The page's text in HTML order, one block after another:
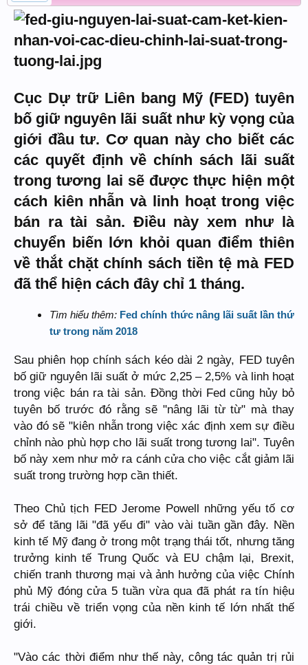
Cục Dự trữ Liên bang Mỹ (FED) tuyên
bố giữ nguyên lãi suất như kỳ vọng của
giới đầu tư. Cơ quan này cho biết các
các quyết định về chính sách lãi suất
trong tương lai sẽ được thực hiện một
cách kiên nhẫn và linh hoạt trong việc
bán ra tài sản. Điều này xem như là
chuyển biến lớn khỏi quan điểm thiên
về thắt chặt chính sách tiền tệ mà FED
đã thể hiện cách đây chỉ 1 tháng.
Tìm hiểu thêm: Fed chính thức nâng lãi suất lần thứ
tư trong năm 2018
Sau phiên họp chính sách kéo dài 2 ngày, FED tuyên
bố giữ nguyên lãi suất ở mức 2,25 – 2,5% và linh hoạt
trong việc bán ra tài sản. Đồng thời Fed cũng hủy bỏ
tuyên bố trước đó rằng sẽ "nâng lãi từ từ" mà thay
vào đó sẽ "kiên nhẫn trong việc xác định xem sự điều
chỉnh nào phù hợp cho lãi suất trong tương lai". Tuyên
bố này xem như mở ra cánh cửa cho việc cắt giảm lãi
suất trong trường hợp cần thiết.
Theo Chủ tịch FED Jerome Powell những yếu tố cơ
sở để tăng lãi "đã yếu đi" vào vài tuần gần đây. Nền
kinh tế Mỹ đang ở trong một trạng thái tốt, nhưng tăng
trưởng kinh tế Trung Quốc và EU chậm lại, Brexit,
chiến tranh thương mại và ảnh hưởng của việc Chính
phủ Mỹ đóng cửa 5 tuần vừa qua đã phát ra tín hiệu
trái chiều về triển vọng của nền kinh tế lớn nhất thế
giới.
"Vào các thời điểm như thế này, công tác quản trị rủi